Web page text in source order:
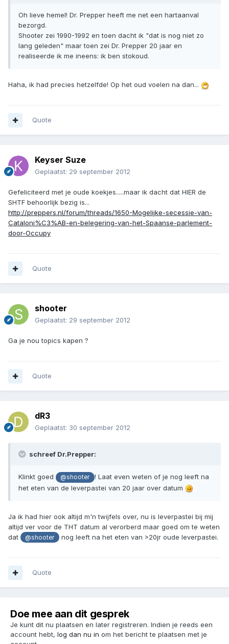
Oh lieve hemel! Dr. Prepper heeft me net een hartaanval
bezorgd.
Shooter zei 1990-1992 en toen dacht ik "dat is nog niet zo
lang geleden" maar toen zei Dr. Prepper 20 jaar en
realiseerde ik me ineens: ik ben stokoud.
Haha, ik had precies hetzelfde! Op het oud voelen na dan...
Quote
Keyser Suze
Geplaatst: 29 september 2012
Gefeliciteerd met je oude koekjes.....maar ik dacht dat HIER de
SHTF behoorlijk bezig is...
http://preppers.nl/forum/threads/1650-Mogelijke-secessie-van-
Cataloni%C3%AB-en-belegering-van-het-Spaanse-parlement-
door-Occupy
Quote
shooter
Geplaatst: 29 september 2012
Ga je nou topics kapen ?
Quote
dR3
Geplaatst: 30 september 2012
schreef Dr.Prepper:
Klinkt goed @shooter
! Laat even weten of je nog leeft na
het eten van de leverpastei van 20 jaar over datum
Ja ik had hier ook altijd m'n twijfels over, nu is leverpastei bij mij
altijd ver voor de THT datum al verorberd maar goed om te weten
dat
@shooter nog leeft na het eten van >20jr oude leverpastei.
Quote
Doe mee aan dit gesprek
Je kunt dit nu plaatsen en later registreren. Indien je reeds een
account hebt, log dan nu in om het bericht te plaatsen met je